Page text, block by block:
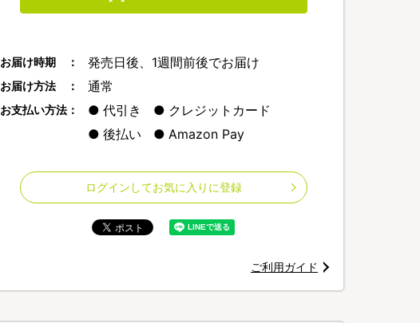
お届け時期 ： 発売日後、1週間前後でお届け
お届け方法 ： 通常
お支払い方法： 代引き
クレジットカード
後払い
Amazon Pay
ログインしてお気に入りに登録
ご利用ガイド